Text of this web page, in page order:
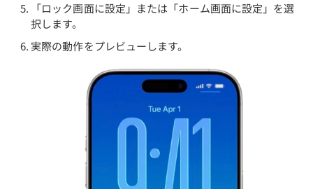
「ロック画面に設定」または「ホーム画面に設定」を選
択します。
実際の動作をプレビューします。